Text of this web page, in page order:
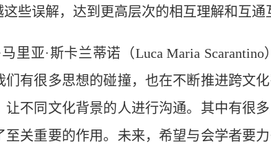
些误解，达到更高层次的相互理解和互通
亚·斯卡兰蒂诺（Luca Maria
有很多思想的碰撞，也在不断推进跨文
不同文化背景的人进行沟通。其中有很
关重要的作用。未来，希望与会学者要